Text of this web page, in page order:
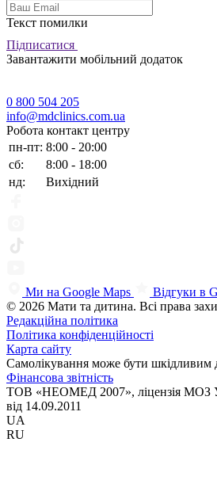
Текст помилки
Підписатися
Завантажити мобільний додаток
0 800 504 205
info@mdclinics.com.ua
Робота контакт центру
пн-пт: 8:00 - 20:00
сб:
8:00 - 18:00
нд:
Вихідний
Ми на Google Maps
Відгуки в
© 2026 Мати та дитина. Всі права
Редакційна політика
Політика конфіденційності
Карта сайту
Самолікування може бути шкідливим
Фінансова звітність
ТОВ «НЕОМЕД 2007», ліцензія МОЗ
від 14.09.2011
UA
RU